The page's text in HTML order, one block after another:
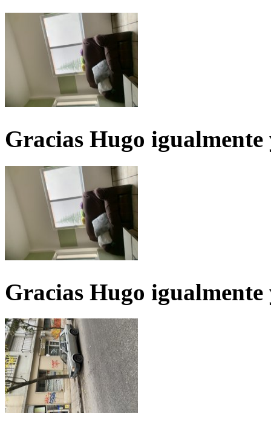
Gracias Hugo igualmente
Gracias Hugo igualmente